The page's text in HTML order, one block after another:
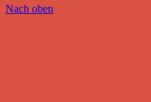
Nach oben